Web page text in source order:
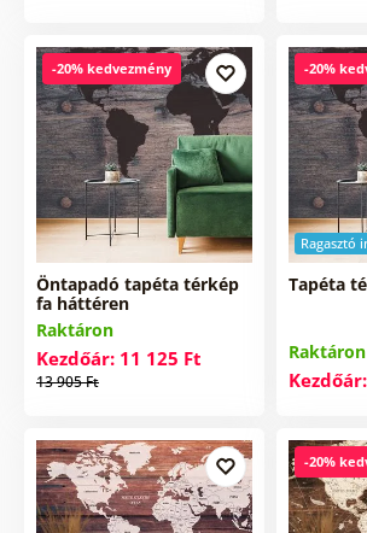
-20% kedvezmény
Öntapadó tapéta térkép
fa háttéren
Raktáron
Kezdőár: 11 125 Ft
13 905 Ft
Ragasztó
-20%
Tapéta
Raktáron
-20%